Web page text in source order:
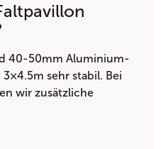
40-50mm Aluminium-
sehr stabil. Bei
wir zusätzliche